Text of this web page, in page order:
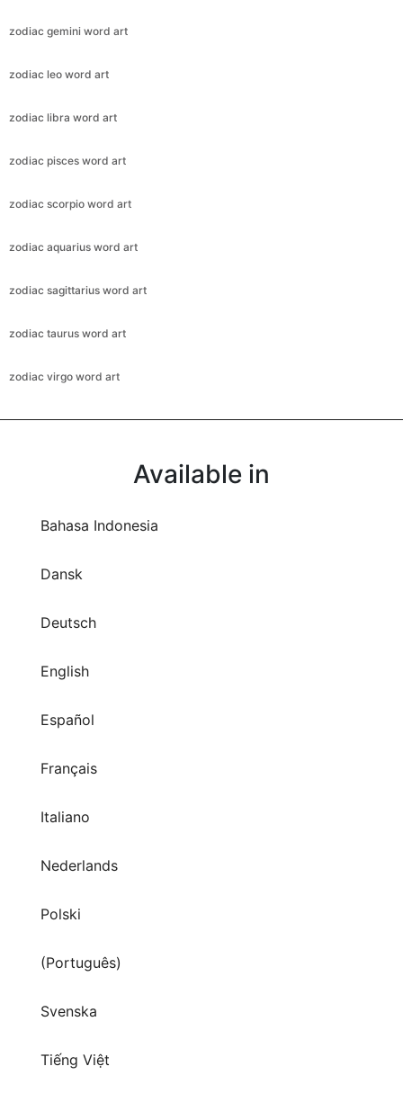
zodiac gemini word art
zodiac leo word art
zodiac libra word art
zodiac pisces word art
zodiac scorpio word art
zodiac aquarius word art
zodiac sagittarius word art
zodiac taurus word art
zodiac virgo word art
Available in
Bahasa Indonesia
Dansk
Deutsch
English
Español
Français
Italiano
Nederlands
Polski
(Português)
Svenska
Tiếng Việt